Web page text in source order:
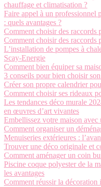
chauffage et climatisation ?
Faire appel à un professionnel
: quels avantages ?
Comment choisir des raccords
Comment choisir des raccords
L’installation de pompes à
Scay-Energie
Comment bien équiper sa
3 conseils pour bien choisir
Créer son propre calendrier
Comment choisir ses rideaux
Les tendances déco murale
en œuvres d’art vivantes
Embellissez votre maison avec
Comment organiser un
Menuiseries extérieures :
Trouver une déco originale et
Comment aménager un coin
Piscine coque polyester de la
les avantages
Comment réussir la décoration